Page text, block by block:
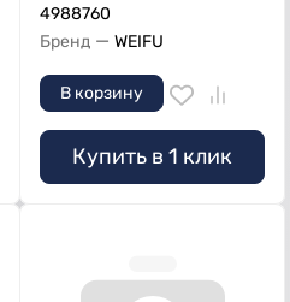
4988760
Бренд — WEIFU
В корзину
Купить в 1 клик